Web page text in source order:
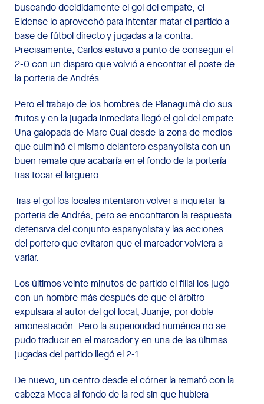
buscando decididamente el gol del empate, el
Eldense lo aprovechó para intentar matar el partido a
base de fútbol directo y jugadas a la contra.
Precisamente, Carlos estuvo a punto de conseguir el
2-0 con un disparo que volvió a encontrar el poste de
la portería de Andrés.
Pero el trabajo de los hombres de Planagumà dio sus
frutos y en la jugada inmediata llegó el gol del empate.
Una galopada de Marc Gual desde la zona de medios
que culminó el mismo delantero espanyolista con un
buen remate que acabaría en el fondo de la portería
tras tocar el larguero.
Tras el gol los locales intentaron volver a inquietar la
portería de Andrés, pero se encontraron la respuesta
defensiva del conjunto espanyolista y las acciones
del portero que evitaron que el marcador volviera a
variar.
Los últimos veinte minutos de partido el filial los jugó
con un hombre más después de que el árbitro
expulsara al autor del gol local, Juanje, por doble
amonestación. Pero la superioridad numérica no se
pudo traducir en el marcador y en una de las últimas
jugadas del partido llegó el 2-1.
De nuevo, un centro desde el córner la remató con la
cabeza Meca al fondo de la red sin que hubiera